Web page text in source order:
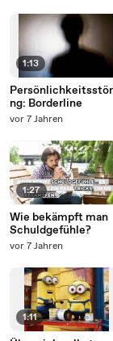
1:13
ng: Borderline
vor 7 Jahren
1:27
Wie bekämpft man
Schuldgefühle?
vor 7 Jahren
1:11